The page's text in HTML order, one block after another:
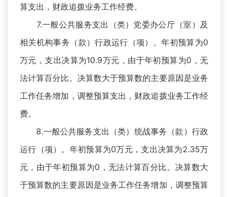
算支出，财政追拨业务工作经费。
7.一般公共服务支出（类）党委办公厅（室）及
相关机构事务（款）行政运行（项）。年初预算为0
万元，支出决算为10.9万元，由于年初预算为0，无
法计算百分比。决算数大于预算数的主要原因是业务
工作任务增加，调整预算支出，财政追拨业务工作经
费。
8.一般公共服务支出（类）统战事务（款）行政
运行（项）。年初预算为0万元，支出决算为2.35万
元，由于年初预算为0，无法计算百分比。决算数大
于预算数的主要原因是业务工作任务增加，调整预算